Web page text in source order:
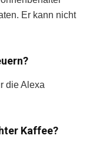
Er kann nicht
die Alexa
Kaffee?